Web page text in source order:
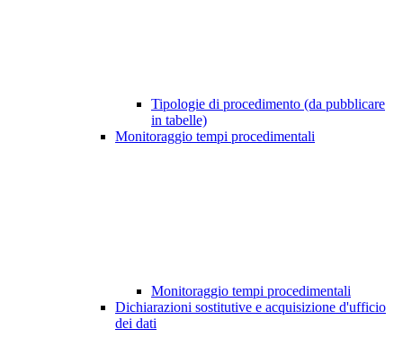
Tipologie di procedimento (da pubblicare
in tabelle)
Monitoraggio tempi procedimentali
Monitoraggio tempi procedimentali
Dichiarazioni sostitutive e acquisizione d'ufficio
dei dati